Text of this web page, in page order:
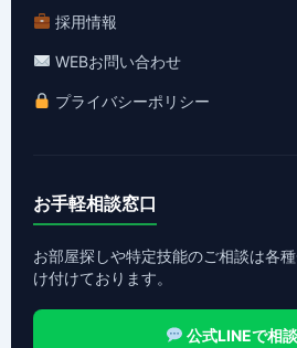
採用情報
WEBお問い合わせ
プライバシーポリシー
お手軽相談窓口
お部屋探しや特定技能のご相談は各
け付けております。
公式LINEで相